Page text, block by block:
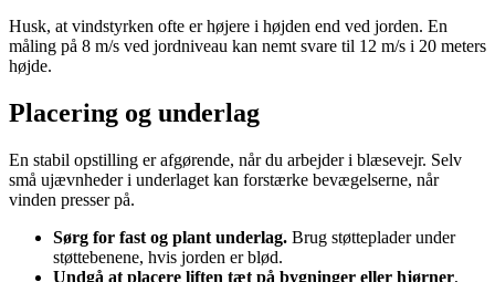
Husk, at vindstyrken ofte er højere i højden end ved jorden. En
måling på 8 m/s ved jordniveau kan nemt svare til 12 m/s i 20 meters
højde.
Placering og underlag
En stabil opstilling er afgørende, når du arbejder i blæsevejr. Selv
små ujævnheder i underlaget kan forstærke bevægelserne, når
vinden presser på.
Sørg for fast og plant underlag. Brug støtteplader under
støttebenene, hvis jorden er blød.
Undgå at placere liften tæt på bygninger eller hjørner,